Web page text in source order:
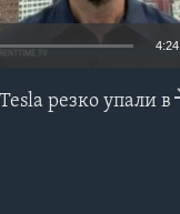
4:24
резко упали в